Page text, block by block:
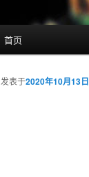
首页
发表于2020年10月13日